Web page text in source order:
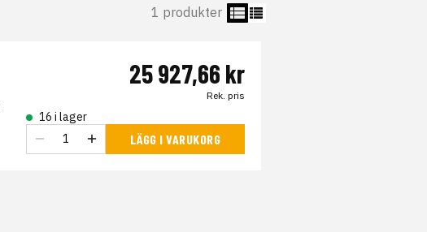
1 produkter
25 927,66 kr
Rek. pris
16 i lager
LÄGG I VARUKORG